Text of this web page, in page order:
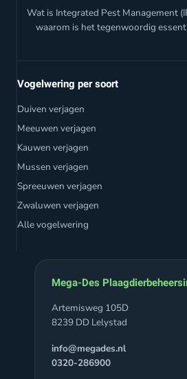
Wat is Integrated Pest Management
waarom is het tegenwoordig
Vogelwering per soort
Duiven verjagen
Meeuwen verjagen
Kauwen verjagen
Mussen verjagen
Spreeuwen verjagen
Zwaluwen verjagen
Alle vogelwering
Mega-Des
Artemisweg 105D
8239 DD Lelystad
info@megades.nl
0320-286900